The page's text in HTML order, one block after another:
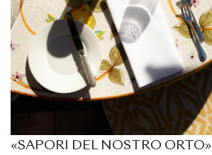
«SAPORI DEL NOSTRO ORTO»